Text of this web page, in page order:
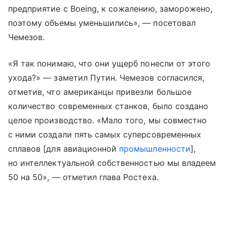
предприятие с Boeing, к сожалению, заморожено,
поэтому объемы уменьшились», — посетовал
Чемезов.
«Я так понимаю, что они ущерб понесли от этого
ухода?» — заметил Путин. Чемезов согласился,
отметив, что американцы привезли большое
количество современных станков, было создано
целое производство. «Мало того, мы совместно
с ними создали пять самых суперсовременных
сплавов [для авиационной промышленности],
но интеллектуальной собственностью мы владеем
50 на 50», — отметил глава Ростеха.